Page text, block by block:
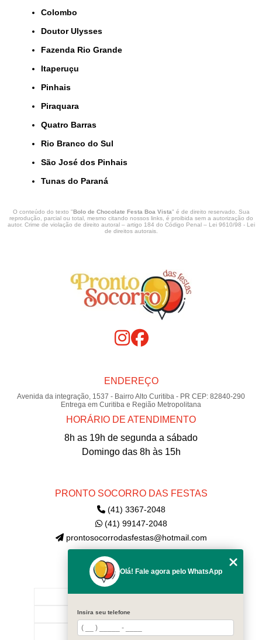
Colombo
Doutor Ulysses
Fazenda Rio Grande
Itaperuçu
Pinhais
Piraquara
Quatro Barras
Rio Branco do Sul
São José dos Pinhais
Tunas do Paraná
O conteúdo do texto "Bolo de Chocolate Festa Boa Vista" é de direito reservado. Sua
reprodução, parcial ou total, mesmo citando nossos links, é proibida sem a autorização do
autor. Crime de violação de direito autoral – artigo 184 do Código Penal – Lei 9610/98 - Lei
de direitos autorais.
ENDEREÇO
Avenida da integração, 1537 - Bairro Alto Curitiba - PR CEP: 82840-290
Entrega em Curitiba e Região Metropolitana
HORÁRIO DE ATENDIMENTO
8h as 19h de segunda a sábado
Domingo das 8h às 15h
PRONTO SOCORRO DAS FESTAS
(41) 3367-2048
(41) 99147-2048
prontosocorrodasfestas@hotmail.com
MENU
INÍCIO
EMPRESA
CONTATE-NOS!
Olá! Fale agora pelo WhatsApp
Insira seu telefone